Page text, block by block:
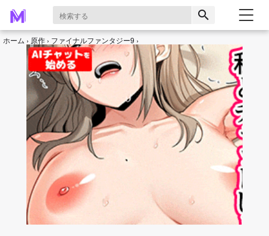
search
ホーム 原作 ファイナルファンタジー9